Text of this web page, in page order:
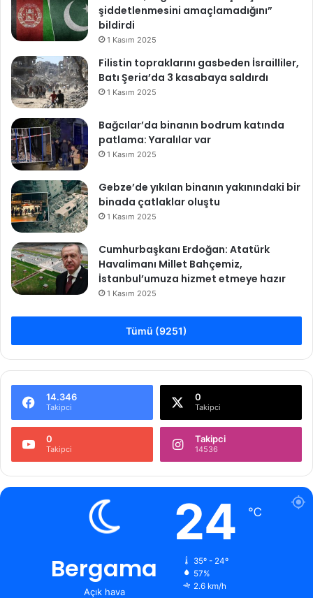
şiddetlenmesini amaçlamadığını”
bildirdi
1 Kasım 2025
Filistin topraklarını gasbeden İsrailliler,
Batı Şeria’da 3 kasabaya saldırdı
1 Kasım 2025
Bağcılar’da binanın bodrum katında
patlama: Yaralılar var
1 Kasım 2025
Gebze’de yıkılan binanın yakınındaki bir
binada çatlaklar oluştu
1 Kasım 2025
Cumhurbaşkanı Erdoğan: Atatürk
Havalimanı Millet Bahçemiz,
İstanbul’umuza hizmet etmeye hazır
1 Kasım 2025
Tümü (9251)
14.346
Takipci
0
Takipci
0
Takipci
Takipci
14536
Bergama
Açık hava
24 ℃
35º - 24º
57%
2.6 km/h